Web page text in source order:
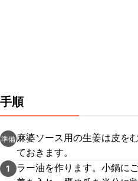
手順
準備 麻婆ソース用の生姜は皮を
ておきます。
1
ラー油を作ります。小鍋に